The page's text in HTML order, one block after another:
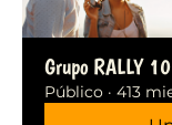
Grupo RALLY
Público · 413